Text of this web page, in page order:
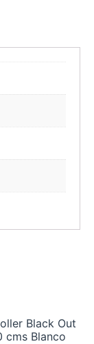
Black Out
cms Blanco